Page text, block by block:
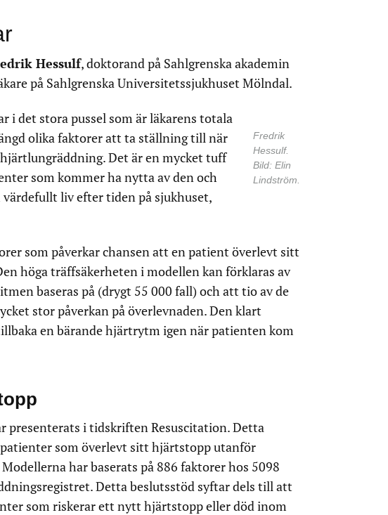
Hessulf, doktorand på Sahlgrenska akademin
på Sahlgrenska Universitetssjukhuset Mölndal.
Fredrik
Hessulf.
Bild: Elin
Lindström.
i det stora pussel som är läkarens totala
olika faktorer att ta ställning till när
Det är en mycket tuff
som kommer ha nytta av den och
liv efter tiden på sjukhuset,
som påverkar chansen att en patient överlevt sitt
höga träffsäkerheten i modellen kan förklaras av
baseras på (drygt 55 000 fall) och att tio av de
stor påverkan på överlevnaden. Den klart
en bärande hjärtrytm igen när patienten kom
presenterats i tidskriften Resuscitation. Detta
som överlevt sitt hjärtstopp utanför
har baserats på 886 faktorer hos 5098
Detta beslutsstöd syftar dels till att
som riskerar ett nytt hjärtstopp eller död inom